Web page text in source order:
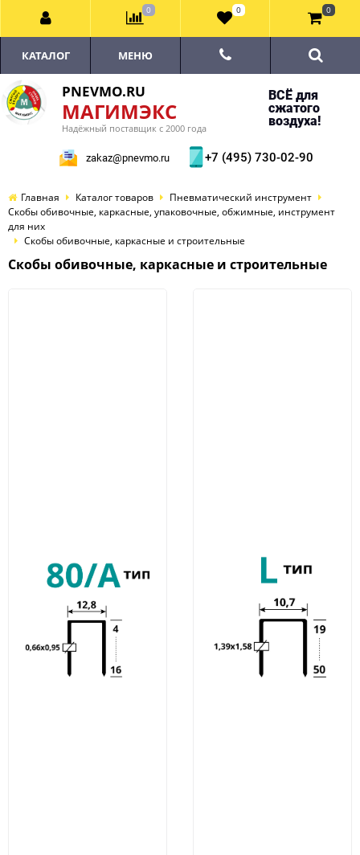
PNEVMO.RU
МАГИМЭКС
Надёжный поставщик с 2000 года
ВСЁ для
сжатого
воздуха!
zakaz@pnevmo.ru +7 (495) 730-02-90
КАТАЛОГ МЕНЮ
Главная Каталог товаров
Пневматический инструмент
Скобы обивочные, каркасные, упаковочные, обжимные, инструмент
для них
Скобы обивочные, каркасные и строительные
Скобы обивочные, каркасные и строительные
0 0 0